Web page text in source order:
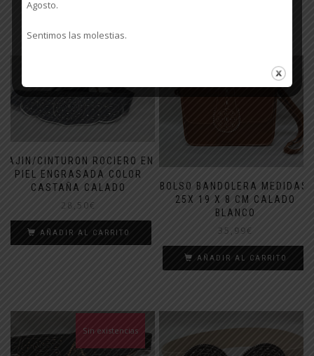
FAJIN/CINTURON ROCIERO EN
PIEL ENGRASADA COLOR
CASTAÑA CALADO
28,50€
AÑADIR AL CARRITO
BOLSO BANDOLERA MEDIDAS:
25X 19 X 8 CM CALADO
BLANCO
35,99 €
AÑADIR AL CARRITO
Sin existencias
Agosto.
Sentimos las molestias.